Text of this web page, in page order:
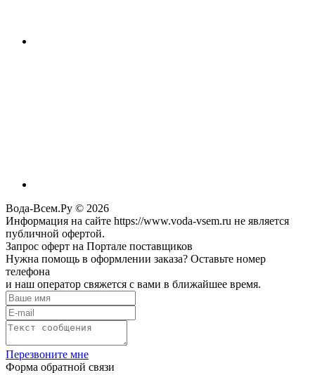
Вода-Всем.Ру © 2026
Информация на сайте https://www.voda-vsem.ru не является
публичной офертой.
Запрос оферт на Портале поставщиков
Нужна помощь в оформлении заказа? Оставьте номер
телефона
и наш оператор свяжется с вами в ближайшее время.
Перезвоните мне
Форма обратной связи